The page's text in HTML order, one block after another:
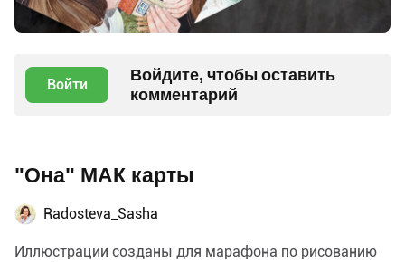
Войти
Войдите, чтобы оставить
комментарий
"Она" МАК карты
Radosteva_Sasha
Иллюстрации созданы для марафона по рисованию